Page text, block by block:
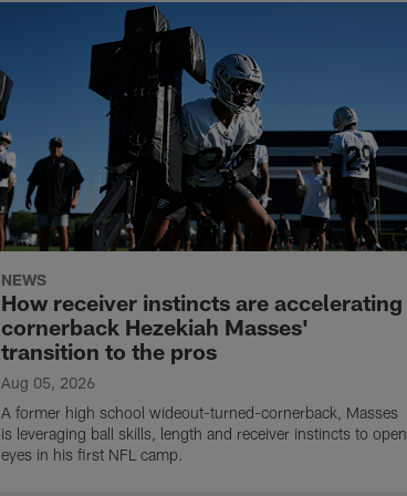
NEWS
How receiver instincts are accelerating
cornerback Hezekiah Masses'
transition to the pros
Aug 05, 2026
A former high school wideout-turned-cornerback, Masses
is leveraging ball skills, length and receiver instincts to open
eyes in his first NFL camp.